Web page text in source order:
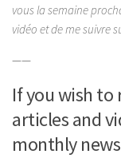
vous la semaine
vidéo et de me suivre
——
If you wish to
articles and
monthly